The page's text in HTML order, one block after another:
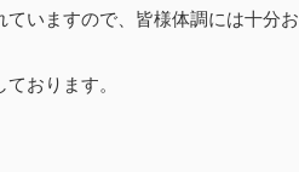
いますので、皆様体調には十分
おります。